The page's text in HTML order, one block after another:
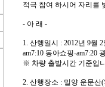
적극 참여 하시어 자리를
- 아 래 -
1. 산행일시 : 2012년 9월
am7:10 동아쇼핑-am7:20
※ 차량 출발시간 기준입
2. 산행장소 : 밀양 운문산